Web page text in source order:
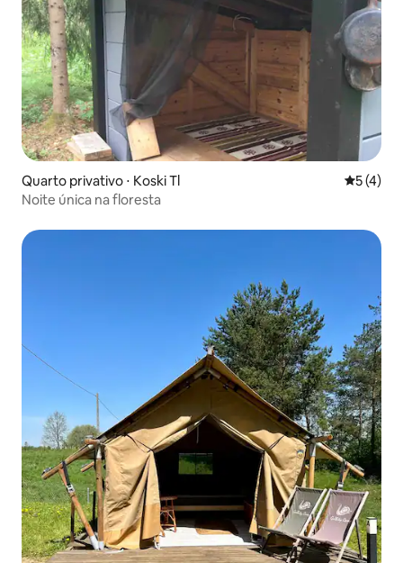
Quarto privativo ⋅ Koski Tl 5 de
5 (4)
Noite única na floresta